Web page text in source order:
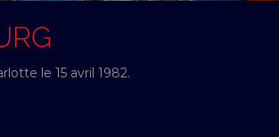
le 15 avril 1982.